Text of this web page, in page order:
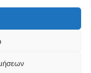
Αθήνα, Τ.Κ. 11521